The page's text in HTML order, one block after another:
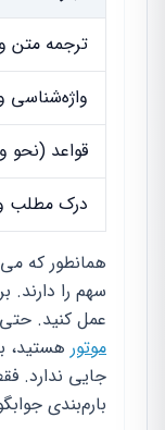
ترجمه متن
واژه‌شناسی
قواعد
درک مطلب
همانطور که
سهم را دارند.
عمل کنید. حتی
موتور هستید،
جایی ندارد.
بارم‌بندی